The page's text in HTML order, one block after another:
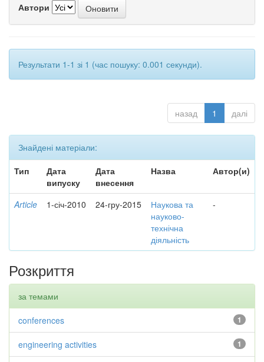
Автори
Результати 1-1 зі 1 (час пошуку: 0.001 секунди).
назад 1 далі
Знайдені матеріали:
Тип
Дата
випуску
Дата
внесення
Назва Автор(и)
Article 1-січ-2010 24-гру-2015
Наукова та
науково-
технічна
діяльність
-
Розкриття
за темами
1
conferences
1
engineering activities